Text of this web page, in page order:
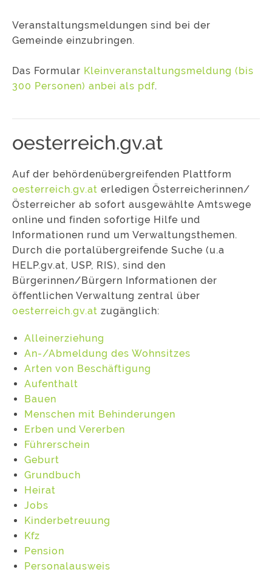
Veranstaltungsmeldungen sind bei der
Gemeinde einzubringen.
Das Formular Kleinveranstaltungsmeldung (bis
300 Personen) anbei als pdf.
oesterreich.gv.at
Auf der behördenübergreifenden Plattform
oesterreich.gv.at erledigen Österreicherinnen/
Österreicher ab sofort ausgewählte Amtswege
online und finden sofortige Hilfe und
Informationen rund um Verwaltungsthemen.
Durch die portalübergreifende Suche (u.a
HELP.gv.at, USP, RIS), sind den
Bürgerinnen/Bürgern Informationen der
öffentlichen Verwaltung zentral über
oesterreich.gv.at zugänglich:
Alleinerziehung
An-/Abmeldung des Wohnsitzes
Arten von Beschäftigung
Aufenthalt
Bauen
Menschen mit Behinderungen
Erben und Vererben
Führerschein
Geburt
Grundbuch
Heirat
Jobs
Kinderbetreuung
Kfz
Pension
Personalausweis